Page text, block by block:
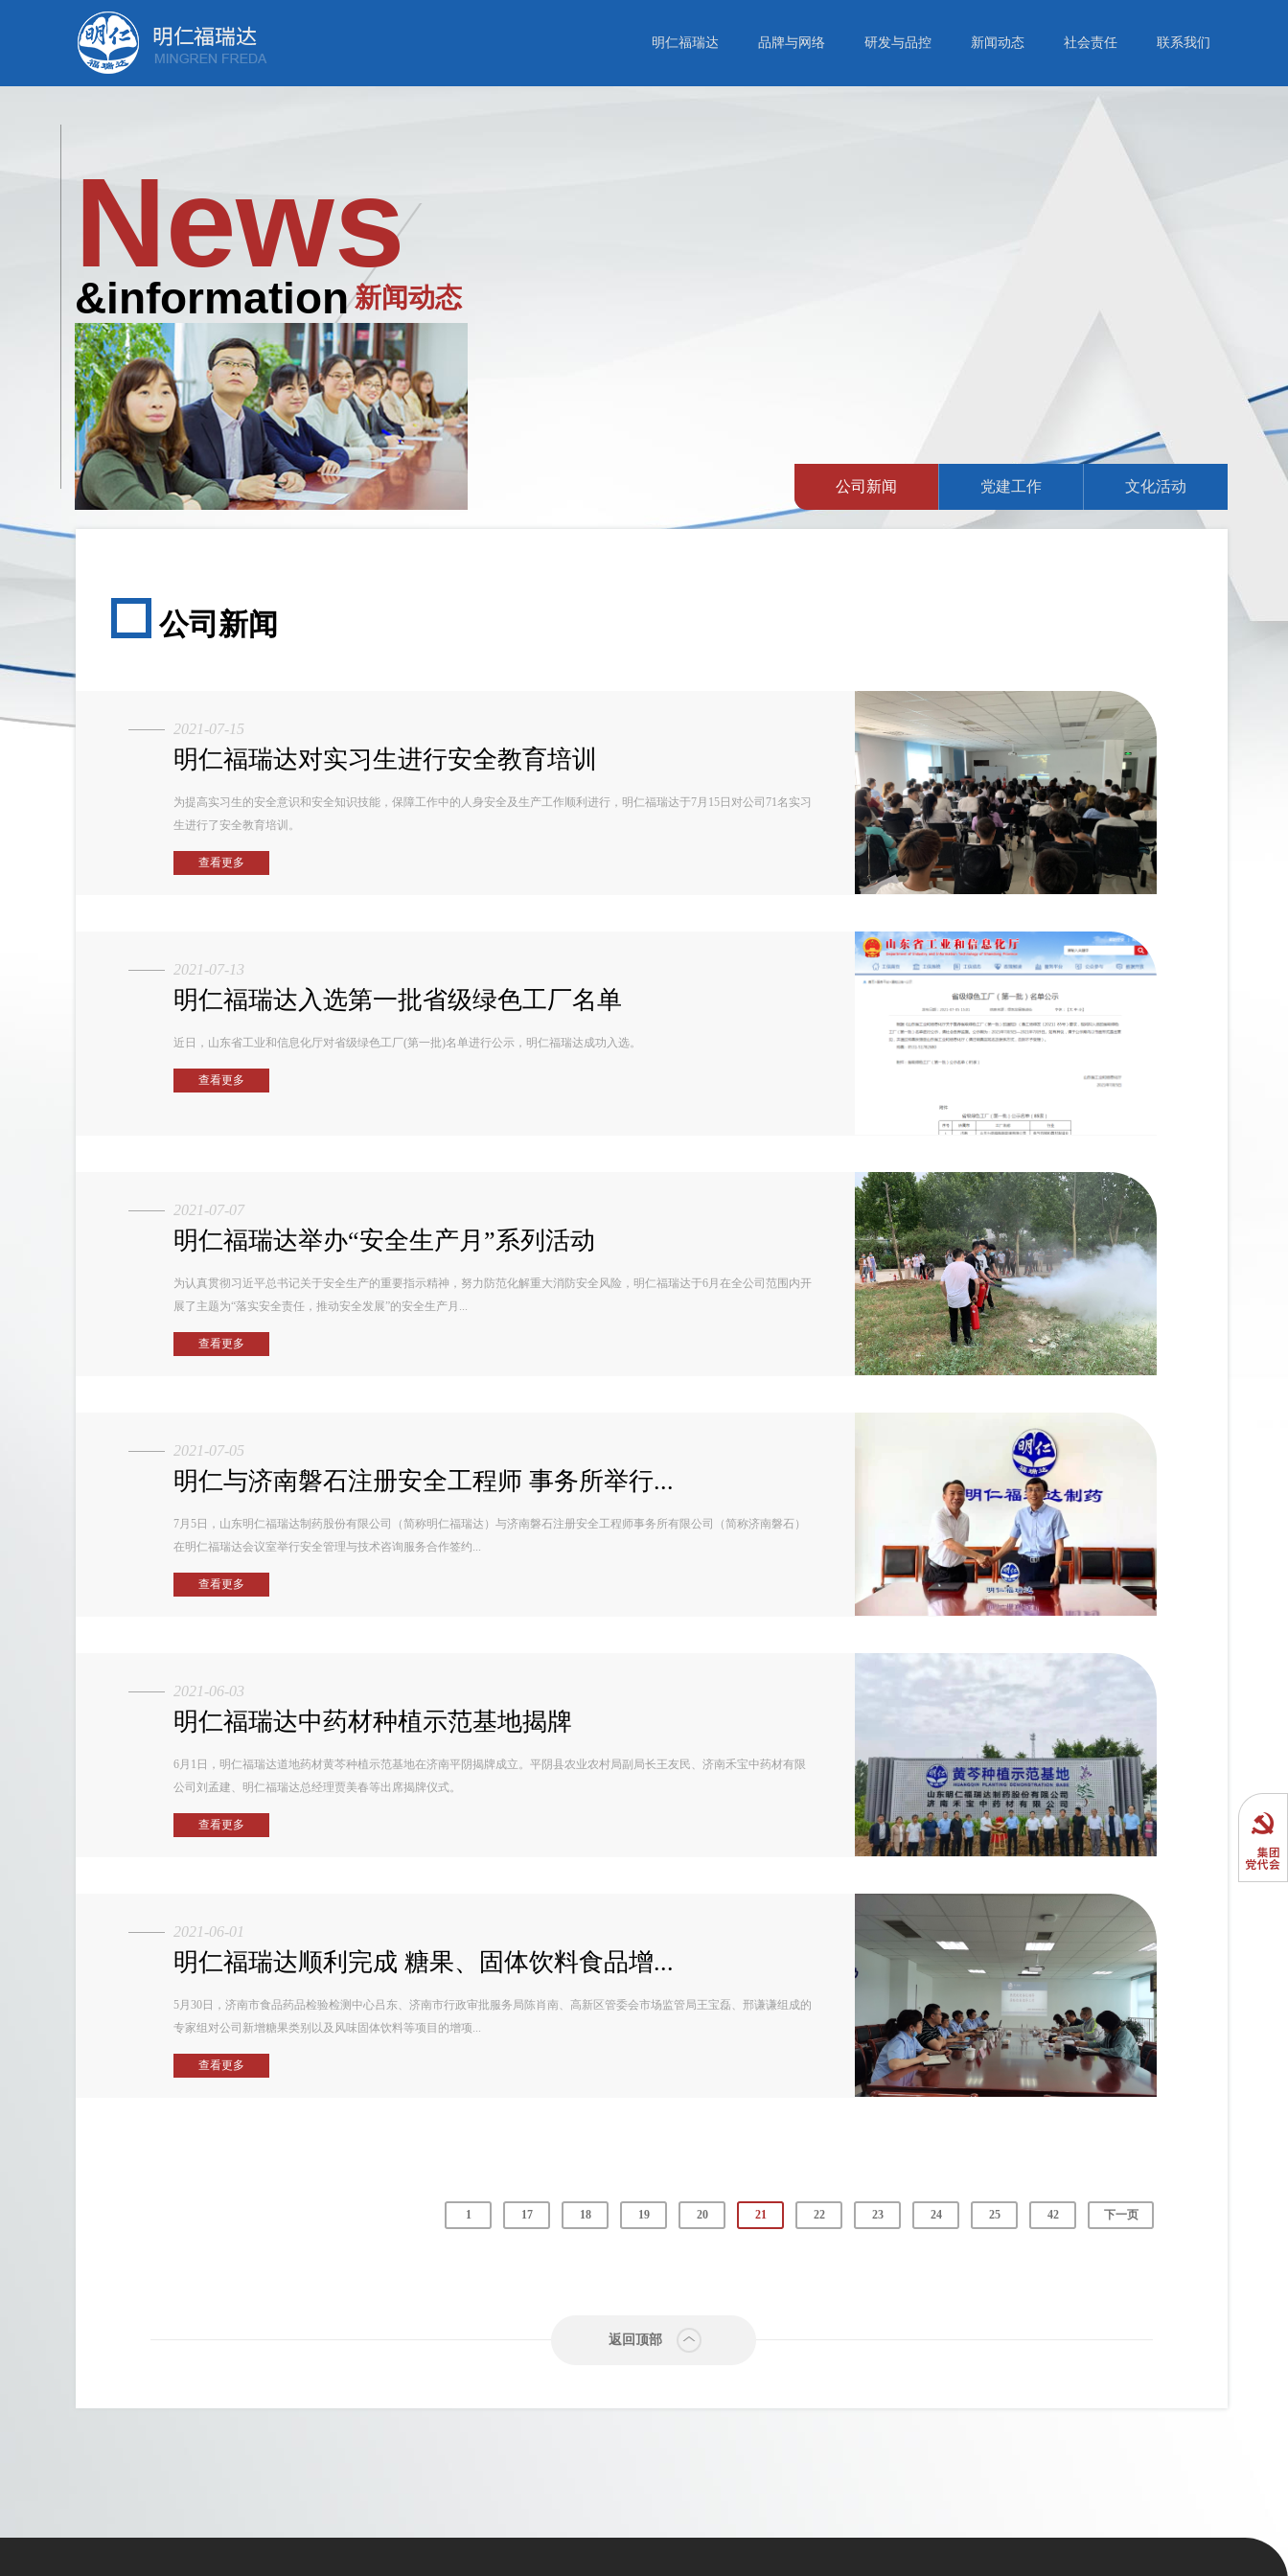
明仁福瑞达 品牌与网络 研发与品控 新闻动态 社会责任 联系我们
News
&information新闻动态
公司新闻 党建工作 文化活动
公司新闻
2021-07-15
明仁福瑞达对实习生进行安全教育培训
为提高实习生的安全意识和安全知识技能，保障工作中的人身安全及生产工作顺利进行，明仁福瑞达于7月15日对公司71名实习
生进行了安全教育培训。
查看更多
2021-07-13
明仁福瑞达入选第一批省级绿色工厂名单
近日，山东省工业和信息化厅对省级绿色工厂(第一批)名单进行公示，明仁福瑞达成功入选。
查看更多
2021-07-07
明仁福瑞达举办“安全生产月”系列活动
为认真贯彻习近平总书记关于安全生产的重要指示精神，努力防范化解重大消防安全风险，明仁福瑞达于6月在全公司范围内开
展了主题为“落实安全责任，推动安全发展”的安全生产月...
查看更多
2021-07-05
明仁与济南磐石注册安全工程师 事务所举行...
7月5日，山东明仁福瑞达制药股份有限公司（简称明仁福瑞达）与济南磐石注册安全工程师事务所有限公司（简称济南磐石）
在明仁福瑞达会议室举行安全管理与技术咨询服务合作签约...
查看更多
2021-06-03
明仁福瑞达中药材种植示范基地揭牌
6月1日，明仁福瑞达道地药材黄芩种植示范基地在济南平阴揭牌成立。平阴县农业农村局副局长王友民、济南禾宝中药材有限
公司刘孟建、明仁福瑞达总经理贾美春等出席揭牌仪式。
查看更多
2021-06-01
明仁福瑞达顺利完成 糖果、固体饮料食品增...
5月30日，济南市食品药品检验检测中心吕东、济南市行政审批服务局陈肖南、高新区管委会市场监管局王宝磊、邢谦谦组成的
专家组对公司新增糖果类别以及风味固体饮料等项目的增项...
查看更多
1 17 18 19 20 21 22 23 24 25 42 下一页
返回顶部